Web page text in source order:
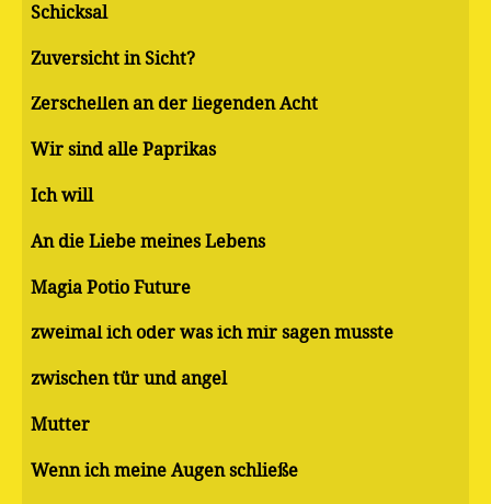
Schicksal
Zuversicht in Sicht?
Zerschellen an der liegenden Acht
Wir sind alle Paprikas
Ich will
An die Liebe meines Lebens
Magia Potio Future
zweimal ich oder was ich mir sagen musste
zwischen tür und angel
Mutter
Wenn ich meine Augen schließe